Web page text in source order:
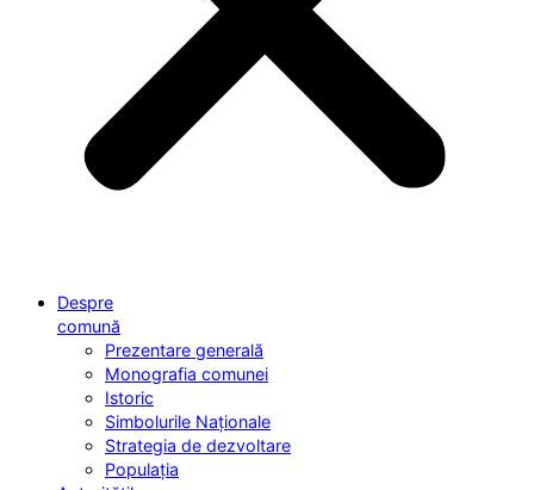
Despre
comună
Prezentare generală
Monografia comunei
Istoric
Simbolurile Naționale
Strategia de dezvoltare
Populația